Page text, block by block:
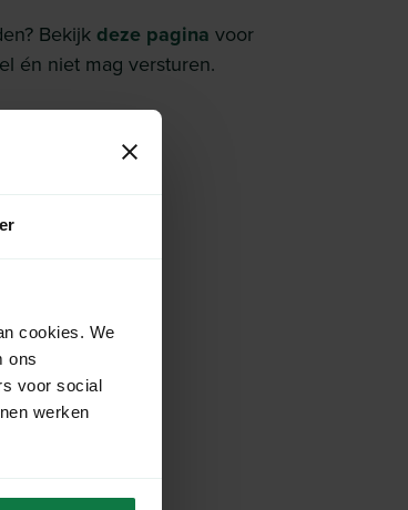
cookies. We
ons
voor social
werken
Bekijk deze pagina voor
én niet mag versturen.